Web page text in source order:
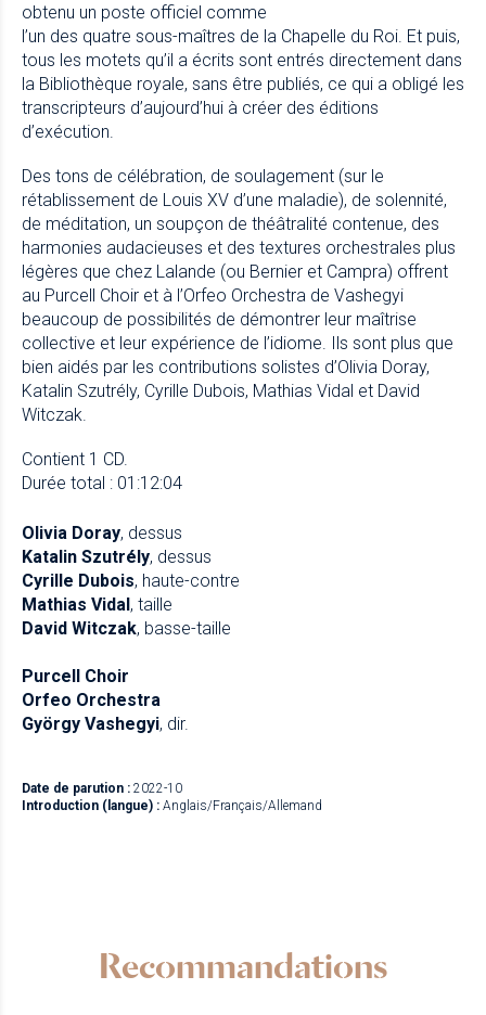
obtenu un poste officiel comme
l’un des quatre sous-maîtres de la Chapelle du Roi. Et puis,
tous les motets qu’il a écrits sont entrés directement dans
la Bibliothèque royale, sans être publiés, ce qui a obligé les
transcripteurs d’aujourd’hui à créer des éditions
d’exécution.
Des tons de célébration, de soulagement (sur le
rétablissement de Louis XV d’une maladie), de solennité,
de méditation, un soupçon de théâtralité contenue, des
harmonies audacieuses et des textures orchestrales plus
légères que chez Lalande (ou Bernier et Campra) offrent
au Purcell Choir et à l’Orfeo Orchestra de Vashegyi
beaucoup de possibilités de démontrer leur maîtrise
collective et leur expérience de l’idiome. Ils sont plus que
bien aidés par les contributions solistes d’Olivia Doray,
Katalin Szutrély, Cyrille Dubois, Mathias Vidal et David
Witczak.
Contient 1 CD.
Durée total : 01:12:04
Olivia Doray, dessus
Katalin Szutrély, dessus
Cyrille Dubois, haute-contre
Mathias Vidal, taille
David Witczak, basse-taille
Purcell Choir
Orfeo Orchestra
György Vashegyi, dir.
Date de parution : 2022-10
Introduction (langue) : Anglais/Français/Allemand
Recommandations